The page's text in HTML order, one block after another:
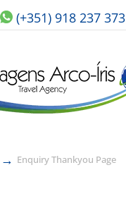
(+351) 918 237 373
→ Enquiry Thankyou Page